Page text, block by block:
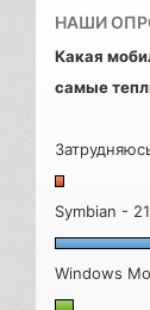
НАШИ
Какая
самые
Symbian -
Windows